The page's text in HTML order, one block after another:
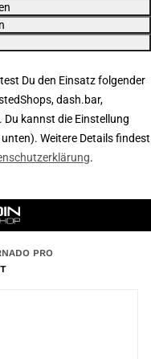
Du den Einsatz folgender
dash.bar,
Du kannst die Einstellung
Weitere Details findest
.
PRO